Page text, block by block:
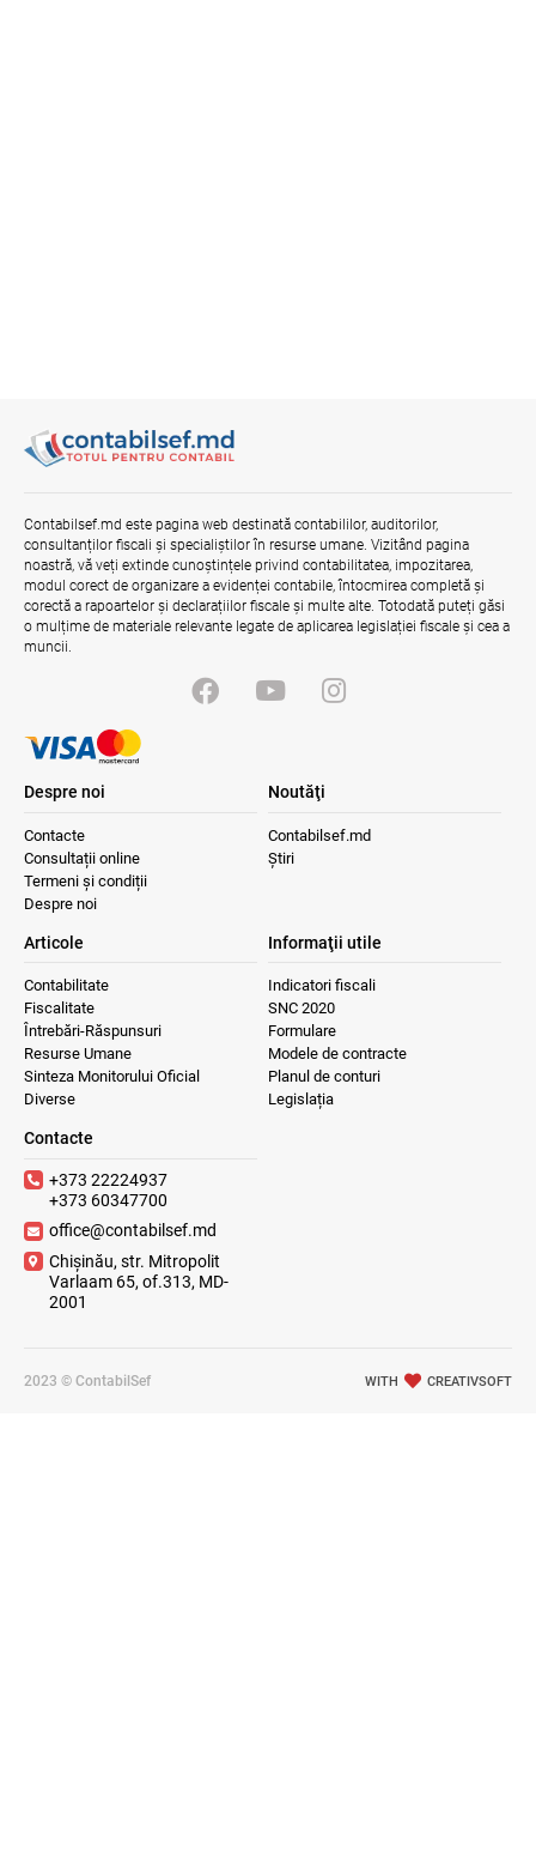
Contabilsef.md este pagina web destinată contabililor, auditorilor,
consultanților fiscali și specialiștilor în resurse umane. Vizitând pagina
noastră, vă veți extinde cunoștințele privind contabilitatea, impozitarea,
modul corect de organizare a evidenței contabile, întocmirea completă și
corectă a rapoartelor și declarațiilor fiscale și multe alte. Totodată puteți găsi
o mulțime de materiale relevante legate de aplicarea legislației fiscale și cea a
muncii.
Despre noi
Contacte
Consultații online
Termeni și condiții
Despre noi
Noutăţi
Contabilsef.md
Știri
Articole
Contabilitate
Fiscalitate
Întrebări-Răspunsuri
Resurse Umane
Sinteza Monitorului Oficial
Diverse
Informaţii utile
Indicatori fiscali
SNC 2020
Formulare
Modele de contracte
Planul de conturi
Legislația
Contacte
+373 22224937
+373 60347700
office@contabilsef.md
Chișinău, str. Mitropolit
Varlaam 65, of.313, MD-
2001
2023 © ContabilSef WITH CREATIVSOFT